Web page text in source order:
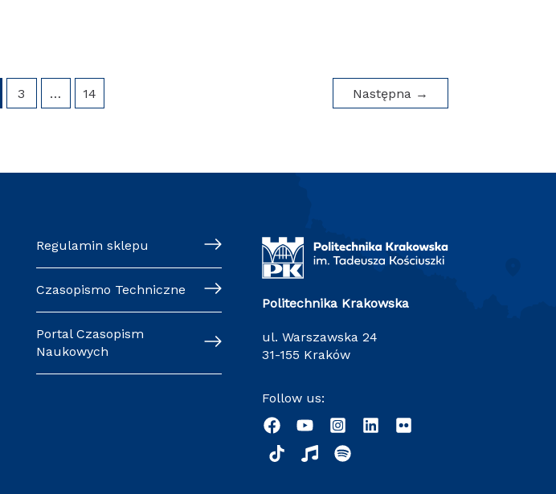
3 … 14 Następna →
Regulamin sklepu
Czasopismo Techniczne
Portal Czasopism
Naukowych
Politechnika Krakowska
ul. Warszawska 24
31-155 Kraków
Follow us: